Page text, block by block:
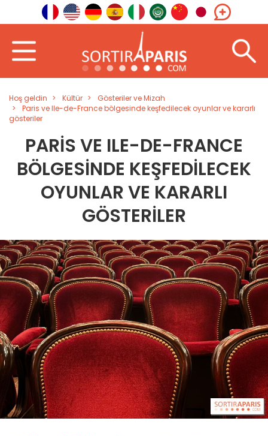
Hoş geldin Kültür
Gösteriler ve Mizah
Paris ve Ile-de-France bölgesinde keşfedilecek oyunlar ve kararlı
gösteriler
PARIS VE ILE-DE-FRANCE
BÖLGESINDE KEŞFEDILECEK
OYUNLAR VE KARARLI
GÖSTERILER